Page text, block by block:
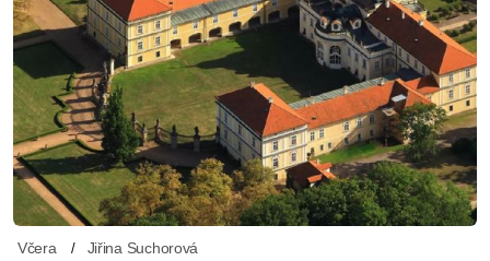
Včera Jiřina Suchorová